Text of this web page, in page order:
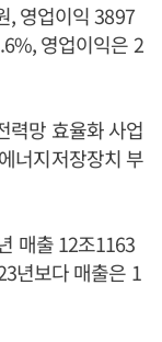
, 영업이익 3897
영업이익은 2
력망 효율화 사업
너지저장장치 부
매출 12조1163
년보다 매출은 1